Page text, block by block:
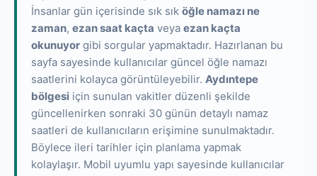
İnsanlar gün içerisinde sık sık öğle namazı ne
zaman, ezan saat kaçta veya ezan kaçta
okunuyor gibi sorgular yapmaktadır. Hazırlanan bu
sayfa sayesinde kullanıcılar güncel öğle namazı
saatlerini kolayca görüntüleyebilir. Aydıntepe
bölgesi için sunulan vakitler düzenli şekilde
güncellenirken sonraki 30 günün detaylı namaz
saatleri de kullanıcıların erişimine sunulmaktadır.
Böylece ileri tarihler için planlama yapmak
kolaylaşır. Mobil uyumlu yapı sayesinde kullanıcılar